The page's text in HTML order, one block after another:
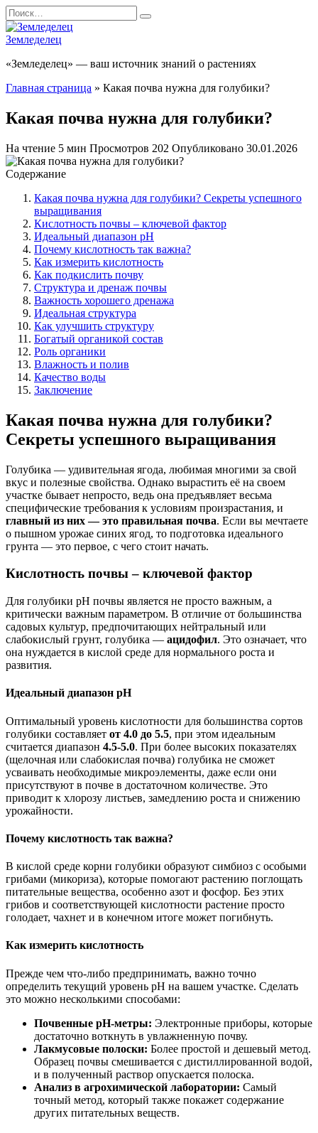
Перейти
к
содержанию
Search
for:
Земледелец
«Земледелец» — ваш источник знаний о растениях
Главная страница » Какая почва нужна для голубики?
Какая почва нужна для голубики?
На чтение 5 мин Просмотров 202 Опубликовано 30.01.2026
Содержание
Какая почва нужна для голубики? Секреты успешного
выращивания
Кислотность почвы – ключевой фактор
Идеальный диапазон pH
Почему кислотность так важна?
Как измерить кислотность
Как подкислить почву
Структура и дренаж почвы
Важность хорошего дренажа
Идеальная структура
Как улучшить структуру
Богатый органикой состав
Роль органики
Влажность и полив
Качество воды
Заключение
Какая почва нужна для голубики?
Секреты успешного выращивания
Голубика — удивительная ягода, любимая многими за свой
вкус и полезные свойства. Однако вырастить её на своем
участке бывает непросто, ведь она предъявляет весьма
специфические требования к условиям произрастания, и
главный из них — это правильная почва. Если вы мечтаете
о пышном урожае синих ягод, то подготовка идеального
грунта — это первое, с чего стоит начать.
Кислотность почвы – ключевой фактор
Для голубики pH почвы является не просто важным, а
критически важным параметром. В отличие от большинства
садовых культур, предпочитающих нейтральный или
слабокислый грунт, голубика — ацидофил. Это означает, что
она нуждается в кислой среде для нормального роста и
развития.
Идеальный диапазон pH
Оптимальный уровень кислотности для большинства сортов
голубики составляет от 4.0 до 5.5, при этом идеальным
считается диапазон 4.5-5.0. При более высоких показателях
(щелочная или слабокислая почва) голубика не сможет
усваивать необходимые микроэлементы, даже если они
присутствуют в почве в достаточном количестве. Это
приводит к хлорозу листьев, замедлению роста и снижению
урожайности.
Почему кислотность так важна?
В кислой среде корни голубики образуют симбиоз с особыми
грибами (микориза), которые помогают растению поглощать
питательные вещества, особенно азот и фосфор. Без этих
грибов и соответствующей кислотности растение просто
голодает, чахнет и в конечном итоге может погибнуть.
Как измерить кислотность
Прежде чем что-либо предпринимать, важно точно
определить текущий уровень pH на вашем участке. Сделать
это можно несколькими способами:
Почвенные pH-метры: Электронные приборы, которые
достаточно воткнуть в увлажненную почву.
Лакмусовые полоски: Более простой и дешевый метод.
Образец почвы смешивается с дистиллированной водой,
и в полученный раствор опускается полоска.
Анализ в агрохимической лаборатории: Самый
точный метод, который также покажет содержание
других питательных веществ.